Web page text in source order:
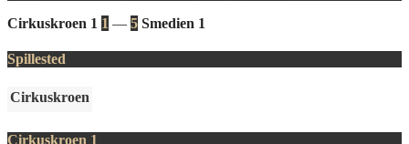
Cirkuskroen 1 1 — 5 Smedien 1
Spillested
Cirkuskroen
Cirkuskroen 1